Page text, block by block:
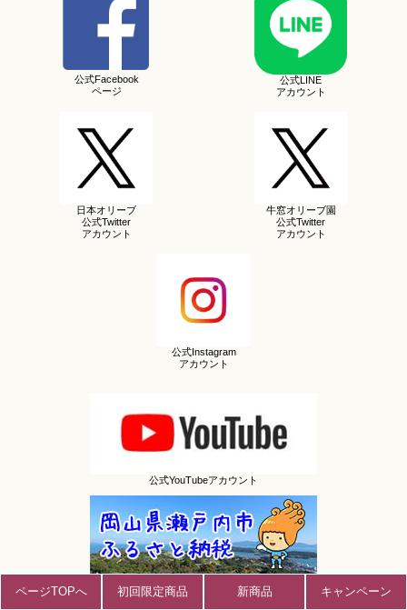
ページTOPへ 初回限定商品 新商品 キャンペーン
公式Facebook
ページ
公式LINE
アカウント
日本オリーブ
公式Twitter
アカウント
牛窓オリーブ園
公式Twitter
アカウント
公式Instagram
アカウント
公式YouTubeアカウント